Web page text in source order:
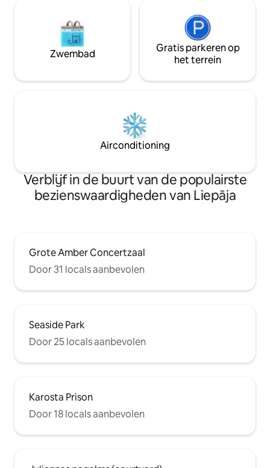
Zwembad
Gratis parkeren op
het terrein
Airconditioning
Verblijf in de buurt van de populairste
bezienswaardigheden van Liepāja
Grote Amber Concertzaal
Door 31 locals aanbevolen
Seaside Park
Door 25 locals aanbevolen
Karosta Prison
Door 18 locals aanbevolen